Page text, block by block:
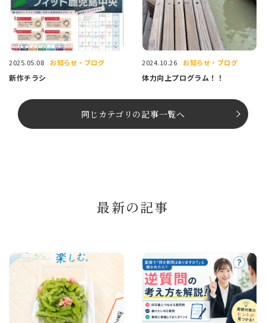
2025.05.08 お知らせ・ブログ
新作チラシ
2024.10.26 お知らせ・ブログ
体力向上プログラム！！
同じカテゴリの記事⼀覧へ
最新の記事